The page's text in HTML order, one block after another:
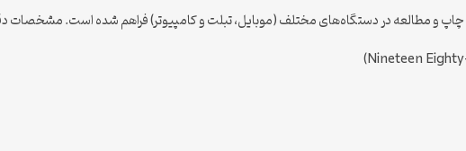
چاپ و مطالعه در دستگاه‌های مختلف (موبایل، تبلت و کامپیوتر) فراهم شده است. مشخصات